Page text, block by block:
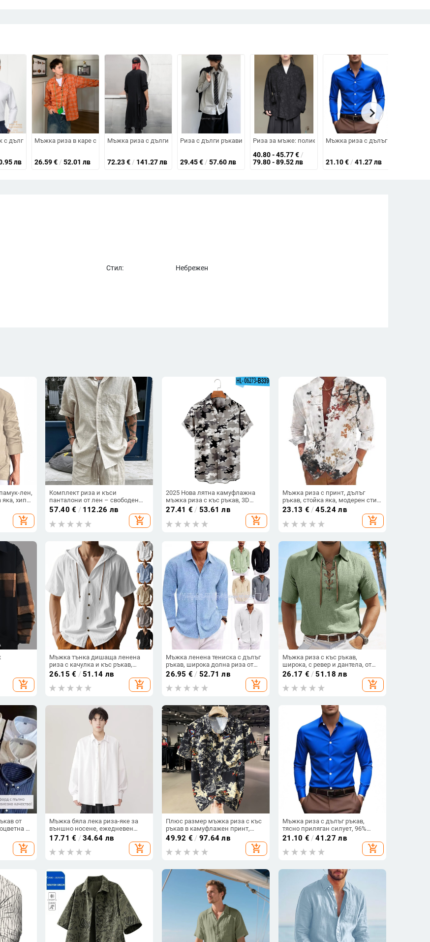
анти-бръчки, бизнес стил
мъже, дълъг ръкав, удебелена есенно-зимна версия, подплатена флийс, ледено коприна плат
с дълги влакна, без гладене, стойкова яка, дълги ръкави, с тесен силует
лв
Мъжка риза в каре със стил уличен тренд на кардиган, свободна кройка, яка
26.59€ / 52.01 лв
Мъжка риза с дълги ръкави от лен, едноцветна, лека, пролетно-лятна, 65% лен
72.23€ / 141.27 лв
Риза с дълги ръкави, каре дизайн, свободен силует, памучна смес
29.45€ / 57.60 лв
Риза за мъже: полиестерно-смесен плат (81-90%
40.80 - 45.77€ /
79.80 - 89.52 лв
Мъжка риза с дълъг ръкав, тясно
21.10€ / 41.27 лв
chevron_right
Стил:
Небрежен
лен,
яка, хипи
add_shopping_cart
Комплект риза и къси
панталони от лен – свободен
крой, стойкова яка, къс ръкав,
57.40 € / 112.26 лв
add_shopping_cart
2025 Нова лятна камуфлажна
мъжка риза с къс ръкав, 3D
принтирана, ежедневна
дишаща риза с джобове за
спорт на открито
27.41 € / 53.61 лв
add_shopping_cart
Мъжка риза с принт, дълъг
ръкав, стойка яка, модерен стил,
без гладене
23.13 € /45.24 лв
add_shopping_cart
add_shopping_cart
Мъжка тънка дишаща ленена
риза с качулка и къс ръкав,
американска лятна, в цвят каки,
за мъже, от американска леща,
тип „хлабава“
26.15 € /51.14 лв
add_shopping_cart
Мъжка ленена тениска с дълъг
ръкав, широка долна риза от
чист цвят, памучна и ленена
риза с голям размер,
ежедневна, универсална,
26.95 € / 52.71 лв
add_shopping_cart
Мъжка риза с къс ръкав,
широка, с ревер и дантела, от
естествен лен, нова европейска
и американска кожа, с голям
размер, в чист цвят
26.17 € /51.18 лв
add_shopping_cart
от
с
add_shopping_cart
Мъжка бяла лека риза-яке за
външно носене, ежедневен
стил, минималистичен дизайн,
японски винтаж, колежански
стил
17.71 € /34.64 лв
add_shopping_cart
Плюс размер мъжка риза с къс
ръкав в камуфлажен принт,
свободна кройка, дишащ
полиестер
49.92 € / 97.64 лв
add_shopping_cart
Мъжка риза с дълъг ръкав,
тясно приляган силует, 96%
памук и повече, класическа яка
21.10 € /41.27 лв
add_shopping_cart